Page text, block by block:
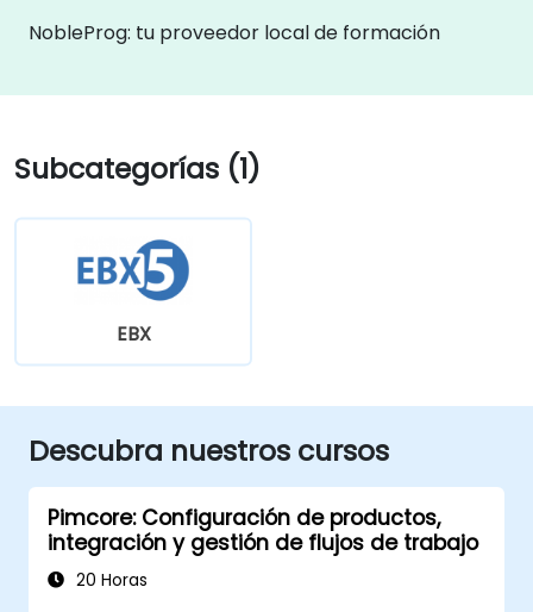
NobleProg: tu proveedor local de formación
Subcategorías (1)
EBX
Descubra nuestros cursos
Pimcore: Configuración de productos,
integración y gestión de flujos de trabajo
20 Horas